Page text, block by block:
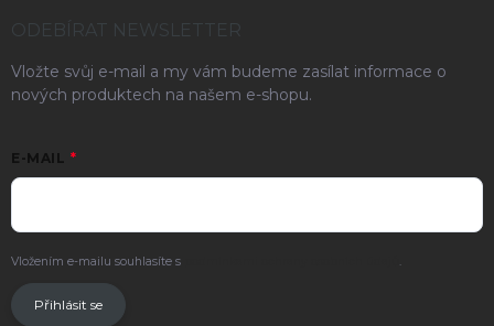
ODEBÍRAT NEWSLETTER
Vložte svůj e-mail a my vám budeme zasílat informace o
nových produktech na našem e-shopu.
E-MAIL
Vložením e-mailu souhlasíte s .
Přihlásit se